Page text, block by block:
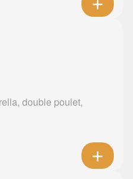
double poulet,